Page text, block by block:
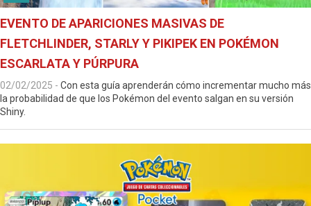
EVENTO DE APARICIONES MASIVAS DE
FLETCHLINDER, STARLY Y PIKIPEK EN POKÉMON
ESCARLATA Y PÚRPURA
02/02/2025 - Con esta guía aprenderán cómo incrementar mucho más
la probabilidad de que los Pokémon del evento salgan en su versión
Shiny.